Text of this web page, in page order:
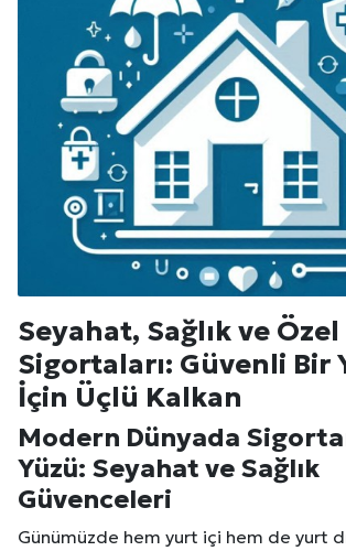
Seyahat, Sağlık ve Özel
Sigortaları: Güvenli Bir
İçin Üçlü Kalkan
Modern Dünyada
Yüzü: Seyahat ve Sağlık
Güvenceleri
Günümüzde hem yurt içi hem de yurt